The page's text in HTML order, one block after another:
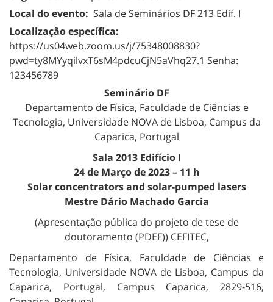
Local do evento: Sala de Seminários DF 213 Edif. I
Localização específica:
https://us04web.zoom.us/j/75348008830?
pwd=ty8MYyqilvxT6sM4pdcuCjN5aVhq27.1 Senha:
123456789
Seminário DF
Departamento de Física, Faculdade de Ciências e
Tecnologia, Universidade NOVA de Lisboa, Campus da
Caparica, Portugal
Sala 2013 Edifício I
24 de Março de 2023 – 11 h
Solar concentrators and solar-pumped lasers
Mestre Dário Machado Garcia
(Apresentação pública do projeto de tese de
doutoramento (PDEF)) CEFITEC,
Departamento de Física, Faculdade de Ciências e
Tecnologia, Universidade NOVA de Lisboa, Campus da
Caparica, Portugal, Campus Caparica, 2829-516,